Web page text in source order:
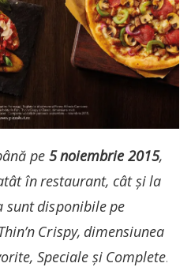
pe 5 noiembrie 2015,
în restaurant, cât și la
sunt disponibile pe
Crispy, dimensiunea
Speciale și Complete.